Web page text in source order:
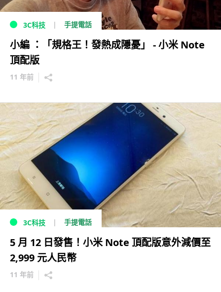
3C科技 手提電話
小編 ：「規格王！發熱成隱憂」 - 小米 Note
頂配版
11 年前
3C科技 手提電話
5 月 12 日發售！小米 Note 頂配版意外減價至
2,999 元人民幣
11 年前